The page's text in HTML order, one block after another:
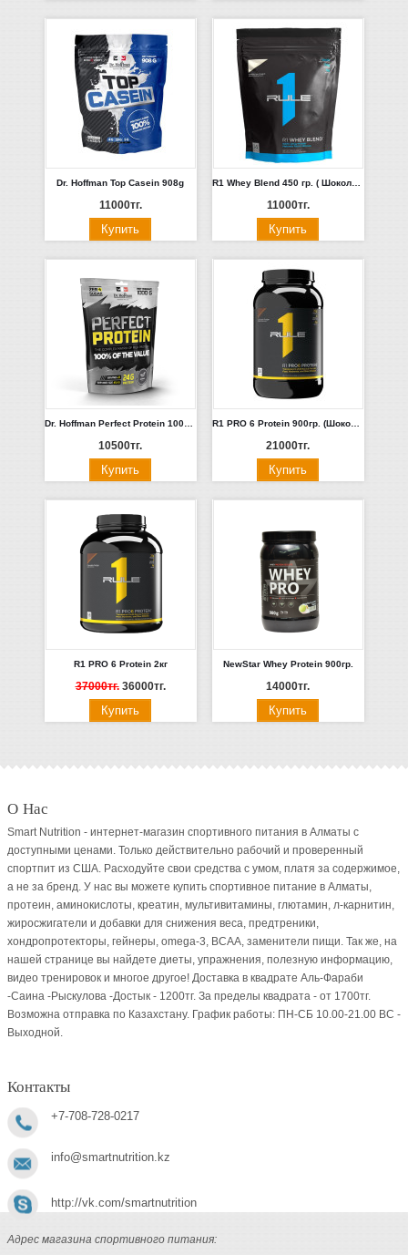
Dr. Hoffman Top Casein 908g
11000тг.
R1 Whey Blend 450 гр. ( Шоколадный Торт)
11000тг.
Dr. Hoffman Perfect Protein 1000g (Шоколад, Ваниль, Клубника, Персик, Печенье, Тутти-Фрути)
10500тг.
R1 PRO 6 Protein 900гр. (Шоколад, Ваниль)
21000тг.
R1 PRO 6 Protein 2кг
37000тг. 36000тг.
NewStar Whey Protein 900гр.
14000тг.
О Нас
Smart Nutrition - интернет-магазин спортивного питания в Алматы с
доступными ценами. Только действительно рабочий и проверенный
спортпит из США. Расходуйте свои средства с умом, платя за содержимое,
а не за бренд. У нас вы можете купить спортивное питание в Алматы,
протеин, аминокислоты, креатин, мультивитамины, глютамин, л-карнитин,
жиросжигатели и добавки для снижения веса, предтреники,
хондропротекторы, гейнеры, omega-3, BCAA, заменители пищи. Так же, на
нашей странице вы найдете диеты, упражнения, полезную информацию,
видео тренировок и многое другое! Доставка в квадрате Аль-Фараби
-Саина -Рыскулова -Достык - 1200тг. За пределы квадрата - от 1700тг.
Возможна отправка по Казахстану. График работы: ПН-СБ 10.00-21.00 ВC -
Выходной.
Контакты
+7-708-728-0217
info@smartnutrition.kz
http://vk.com/smartnutrition
Адрес магазина спортивного питания: